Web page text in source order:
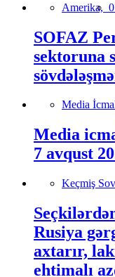
Amerika,
SOFAZ
sektoruna
Media
Media
7 avqust
Keçmiş
Rusiya
axtarır,
ehtimalı